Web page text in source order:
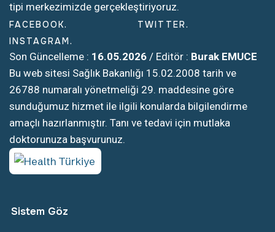
tipi merkezimizde gerçekleştiriyoruz.
FACEBOOK
TWITTER
INSTAGRAM
Son Güncelleme : 16.05.2026 / Editör : Burak EMUCE
Bu web sitesi Sağlık Bakanlığı 15.02.2008 tarih ve
26788 numaralı yönetmeliği 29. maddesine göre
sunduğumuz hizmet ile ilgili konularda bilgilendirme
amaçlı hazırlanmıştır. Tanı ve tedavi için mutlaka
doktorunuza başvurunuz.
Sistem Göz